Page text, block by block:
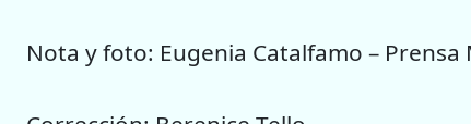
Nota y foto: Eugenia Catalfamo –